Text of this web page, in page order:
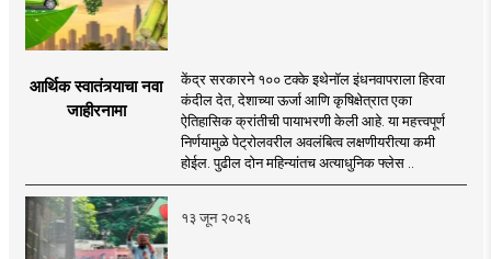
आर्थिक स्वातंत्र्याचा नवा
जाहीरनामा
केंद्र सरकारने १०० टक्के इथेनॉल इंधनवापराला हिरवा
कंदील देत, देशाच्या ऊर्जा आणि कृषिक्षेत्रात एका
ऐतिहासिक क्रांतीची पायाभरणी केली आहे. या महत्त्वपूर्ण
निर्णयामुळे पेट्रोलवरील अवलंबित्व लक्षणीयरीत्या कमी
होईल. पुढील दोन महिन्यांतच अत्याधुनिक फ्लेस ..
१३ जून २०२६